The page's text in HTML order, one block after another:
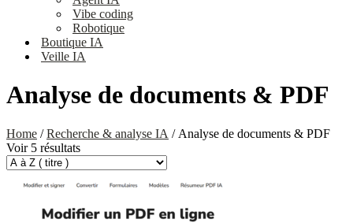
Vibe coding
Robotique
Boutique IA
Veille IA
Analyse de documents & PDF
Home /Recherche & analyse IA / Analyse de documents & PDF
Voir 5 résultats